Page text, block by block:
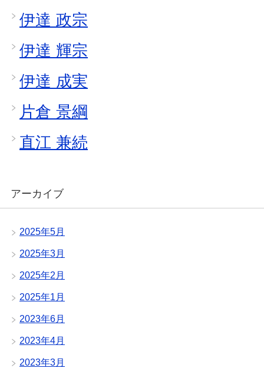
伊達 政宗
伊達 輝宗
伊達 成実
片倉 景綱
直江 兼続
アーカイブ
2025年5月
2025年3月
2025年2月
2025年1月
2023年6月
2023年4月
2023年3月